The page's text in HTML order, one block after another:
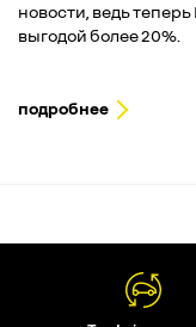
новости, ведь
выгодой более 20%.
подробнее